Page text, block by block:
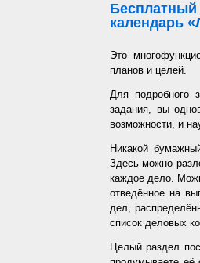
Бесплатный
календарь
Это
планов и целей.
Для подробного
задания, вы
возможности, и
Никакой
Здесь можно
каждое дело.
отведённое на
дел,
список деловых
Целый раздел